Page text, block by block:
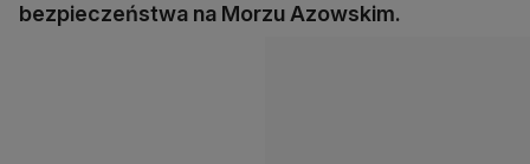
bezpieczeństwa na Morzu Azowskim.